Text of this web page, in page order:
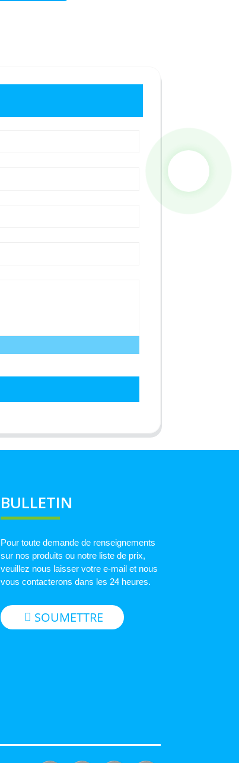
BULLETIN
Pour toute demande de renseignements
sur nos produits ou notre liste de prix,
veuillez nous laisser votre e-mail et nous
vous contacterons dans les 24 heures.
SOUMETTRE